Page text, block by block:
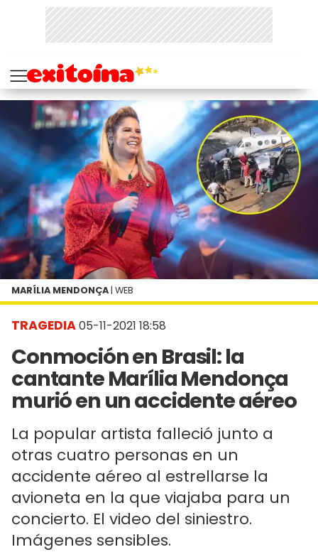
TRAGEDIA05-11-2021 18:58
Conmoción en Brasil: la
cantante Marília Mendonça
murió en un accidente aéreo
La popular artista falleció junto a
otras cuatro personas en un
accidente aéreo al estrellarse la
avioneta en la que viajaba para un
concierto. El video del siniestro.
Imágenes sensibles.
MARÍLIA MENDONÇA | WEB